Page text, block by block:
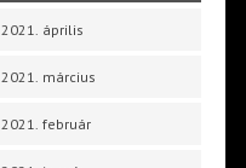
2021. április
2021. március
2021. február